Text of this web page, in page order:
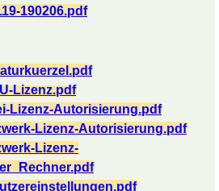
190206.pdf
Lizenz.pdf
Lizenz-Autorisierung.pdf
Lizenz-Autorisierung.pdf
Lizenz-